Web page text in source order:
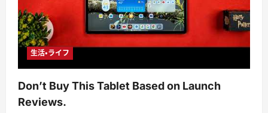
生活・ライフ
Don’t Buy This Tablet Based on Launch
Reviews.